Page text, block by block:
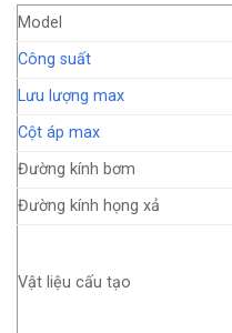
Model
Công suất
Lưu lượng max
Cột áp max
Đường kính bơm
Đường kính họng xả
Vật liệu cấu tạo